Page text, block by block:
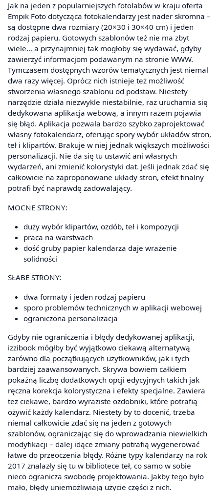
Jak na jeden z popularniejszych fotolabów w kraju oferta
Empik Foto dotycząca fotokalendarzy jest nader skromna –
są dostępne dwa rozmiary (20×30 i 30×40 cm) i jeden
rodzaj papieru. Gotowych szablonów też nie ma zbyt
wiele… a przynajmniej tak mogłoby się wydawać, gdyby
zawierzyć informacjom podawanym na stronie WWW.
Tymczasem dostępnych wzorów tematycznych jest niemal
dwa razy więcej. Oprócz nich istnieje też możliwość
stworzenia własnego szablonu od podstaw. Niestety
narzędzie działa niezwykle niestabilnie, raz uruchamia się
dedykowana aplikacja webową, a innym razem pojawia
się błąd. Aplikacja pozwala bardzo szybko zaprojektować
własny fotokalendarz, oferując spory wybór układów stron,
teł i klipartów. Brakuje w niej jednak większych możliwości
personalizacji. Nie da się tu ustawić ani własnych
wydarzeń, ani zmienić kolorystyki dat. Jeśli jednak zdać się
całkowicie na zaproponowane układy stron, efekt finalny
potrafi być naprawdę zadowalający.
MOCNE STRONY:
duży wybór klipartów, ozdób, teł i kompozycji
praca na warstwach
dość gruby papier kalendarza daje wrażenie
solidności
SŁABE STRONY:
dwa formaty i jeden rodzaj papieru
sporo problemów technicznych w aplikacji webowej
ograniczona personalizacja
Gdyby nie ograniczenia i błędy dedykowanej aplikacji,
izzibook mógłby być wyjątkowo ciekawą alternatywą
zarówno dla początkujących użytkowników, jak i tych
bardziej zaawansowanych. Skrywa bowiem całkiem
pokaźną liczbę dodatkowych opcji edycyjnych takich jak
ręczna korekcja kolorystyczna i efekty specjalne. Zawiera
też ciekawe, bardzo wyraziste ozdobniki, które potrafią
ożywić każdy kalendarz. Niestety by to docenić, trzeba
niemal całkowicie zdać się na jeden z gotowych
szablonów, ograniczając się do wprowadzania niewielkich
modyfikacji – dalej idące zmiany potrafią wygenerować
łatwe do przeoczenia błędy. Różne typy kalendarzy na rok
2017 znalazły się tu w bibliotece teł, co samo w sobie
nieco ogranicza swobodę projektowania. Jakby tego było
mało, błędy uniemożliwiają użycie części z nich.